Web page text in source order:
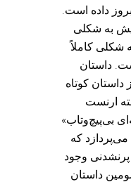
داده است.
به شکلی
شکلی کاملاً
داستان
کوتاه
ارنست
بی‌پیچ‌وتاب»
که
وجود
داستان